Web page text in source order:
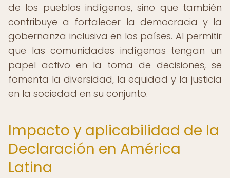
de los pueblos indígenas, sino que también
contribuye a fortalecer la democracia y la
gobernanza inclusiva en los países. Al permitir
que las comunidades indígenas tengan un
papel activo en la toma de decisiones, se
fomenta la diversidad, la equidad y la justicia
en la sociedad en su conjunto.
Impacto y aplicabilidad de la
Declaración en América
Latina